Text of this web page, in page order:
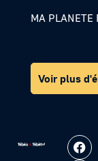
MA PLANETE
Voir plus